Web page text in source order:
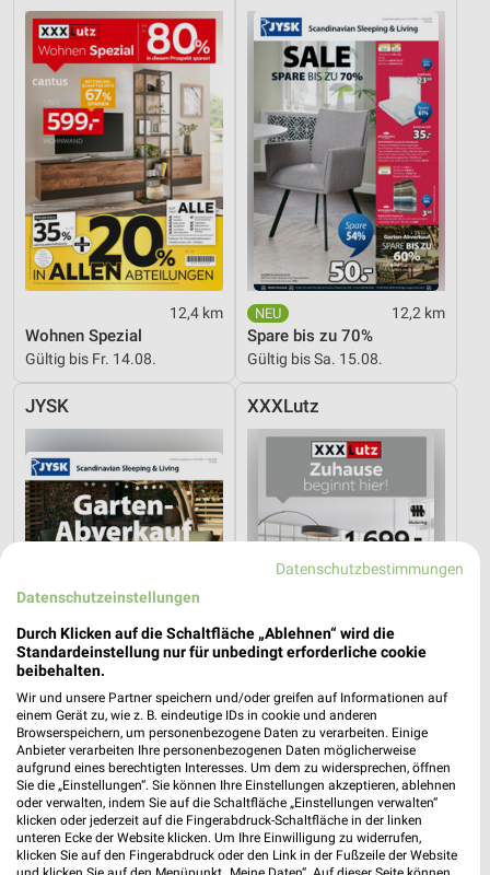
12,4 km
Wohnen Spezial
Gültig bis Fr. 14.08.
12,2 km
Spare bis zu 70%
Gültig bis Sa. 15.08.
JYSK
12,2 km
Gartenabverkauf
Gültig bis Sa. 15.08.
XXXLutz
12,4 km
Musterring
Gültig bis Fr. 14.08.
XXXLutz XXXLutz
Datenschutzbestimmungen
Datenschutzeinstellungen
Durch Klicken auf die Schaltfläche „Ablehnen“ wird die
Standardeinstellung nur für unbedingt erforderliche cookie
beibehalten.
Wir und unsere Partner speichern und/oder greifen auf Informationen auf
einem Gerät zu, wie z. B. eindeutige IDs in cookie und anderen
Browserspeichern, um personenbezogene Daten zu verarbeiten. Einige
Anbieter verarbeiten Ihre personenbezogenen Daten möglicherweise
aufgrund eines berechtigten Interesses. Um dem zu widersprechen, öffnen
Sie die „Einstellungen“. Sie können Ihre Einstellungen akzeptieren, ablehnen
oder verwalten, indem Sie auf die Schaltfläche „Einstellungen verwalten“
klicken oder jederzeit auf die Fingerabdruck-Schaltfläche in der linken
unteren Ecke der Website klicken. Um Ihre Einwilligung zu widerrufen,
klicken Sie auf den Fingerabdruck oder den Link in der Fußzeile der Website